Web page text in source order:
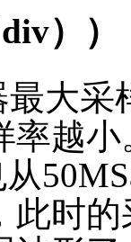
））
大采
越
此时